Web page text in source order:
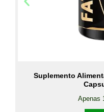
Suplemento
Apenas